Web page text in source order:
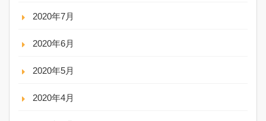
2020年7月
2020年6月
2020年5月
2020年4月